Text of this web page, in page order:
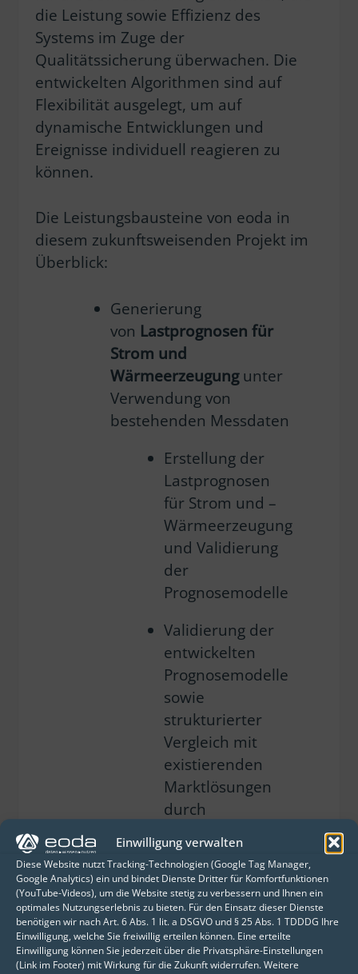
Einwilligung verwalten
Diese Website nutzt Tracking-Technologien (Google Tag Manager,
Google Analytics) ein und bindet Dienste Dritter für Komfortfunktionen
(YouTube-Videos), um die Website stetig zu verbessern und Ihnen ein
optimales Nutzungserlebnis zu bieten. Für den Einsatz dieser Dienste
benötigen wir nach Art. 6 Abs. 1 lit. a DSGVO und § 25 Abs. 1 TDDDG Ihre
Einwilligung, welche Sie freiwillig erteilen können. Eine erteilte
Einwilligung können Sie jederzeit über die Privatsphäre-Einstellungen
(Link im Footer) mit Wirkung für die Zukunft widerrufen. Weitere
die Leistung sowie Effizienz des
Systems im Zuge der
Qualitätssicherung überwachen. Die
entwickelten Algorithmen sind auf
Flexibilität ausgelegt, um auf
dynamische Entwicklungen und
Ereignisse individuell reagieren zu
können.
Die Leistungsbausteine von eoda in
diesem zukunftsweisenden Projekt im
Überblick:
Generierung
von Lastprognosen für
Strom und
Wärmeerzeugungunter
Verwendung von
bestehenden Messdaten
Erstellung der
Lastprognosen
für Strom und –
Wärmeerzeugung
und Validierung
der
Prognosemodelle
Validierung der
entwickelten
Prognosemodelle
sowie
strukturierter
Vergleich mit
existierenden
Marktlösungen
durch
Ableitung von
Betriebsparamet
ern zur
Optimierung als
Grundlage für die